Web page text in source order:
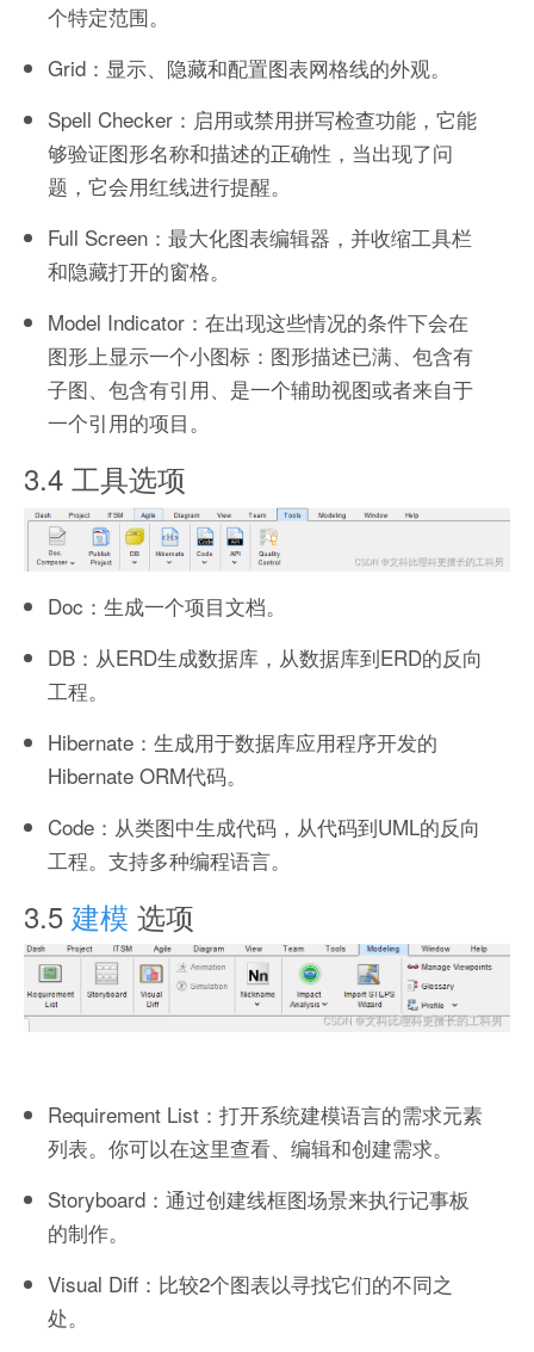
个特定范围。
Grid：显示、隐藏和配置图表网格线的外观。
Spell Checker：启用或禁用拼写检查功能，它能
够验证图形名称和描述的正确性，当出现了问
题，它会用红线进行提醒。
Full Screen：最大化图表编辑器，并收缩工具栏
和隐藏打开的窗格。
Model Indicator：在出现这些情况的条件下会在
图形上显示一个小图标：图形描述已满、包含有
子图、包含有引用、是一个辅助视图或者来自于
一个引用的项目。
3.4 工具选项
Doc：生成一个项目文档。
DB：从ERD生成数据库，从数据库到ERD的反向
工程。
Hibernate：生成用于数据库应用程序开发的
Hibernate ORM代码。
Code：从类图中生成代码，从代码到UML的反向
工程。支持多种编程语言。
3.5 建模 选项
Requirement List：打开系统建模语言的需求元素
列表。你可以在这里查看、编辑和创建需求。
Storyboard：通过创建线框图场景来执行记事板
的制作。
Visual Diff：比较2个图表以寻找它们的不同之
处。